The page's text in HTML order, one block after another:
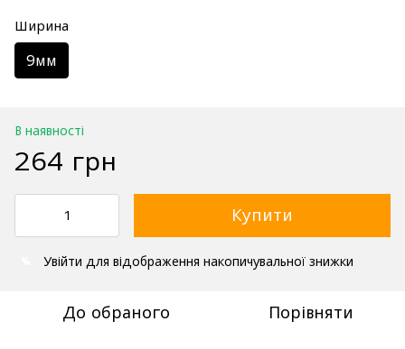
Ширина
9мм
В наявності
264 грн
Купити
Увійти для відображення накопичувальної знижки
До обраного Порівняти